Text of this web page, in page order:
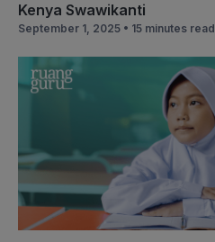
Kenya Swawikanti
September 1, 2025 • 15 minutes read